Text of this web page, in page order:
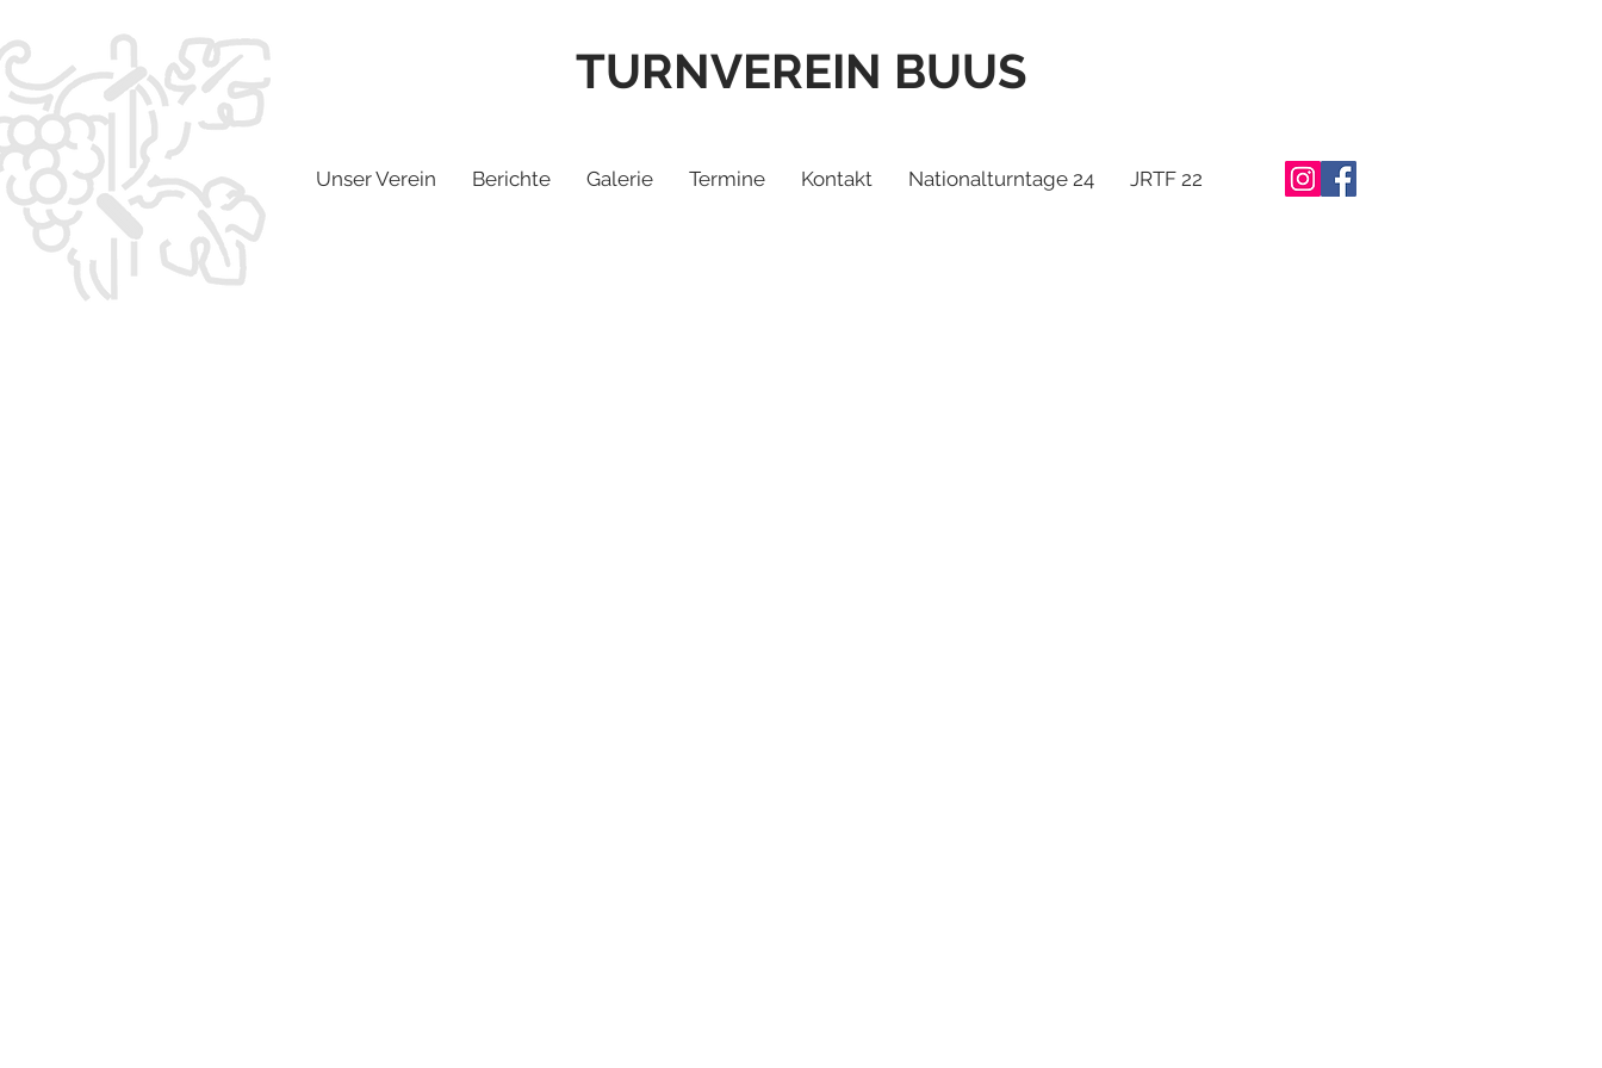
TURNVEREIN BUUS
Unser Verein Berichte Galerie Termine Kontakt Nationalturntage 24 JRTF 22